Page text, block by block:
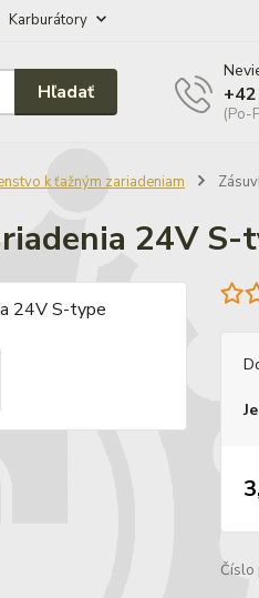
Karburátory
Hľadať
(Po-
k ťažným zariadeniam
24V S-
Číslo